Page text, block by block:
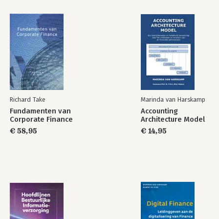
Richard Take
Fundamenten van
Corporate Finance
€ 58,95
Marinda van Harskamp
Accounting
Architecture Model
€ 14,95